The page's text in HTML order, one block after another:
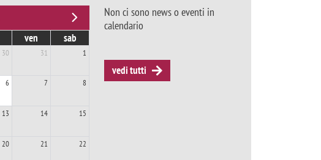
ven sab
30 31 1
6 7 8
13 14 15
20 21 22
Non ci sono news o eventi in
calendario
vedi tutti